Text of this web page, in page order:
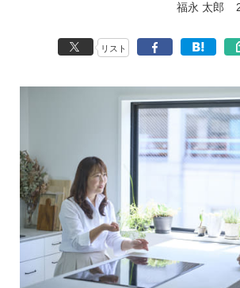
福永 太郎
リスト